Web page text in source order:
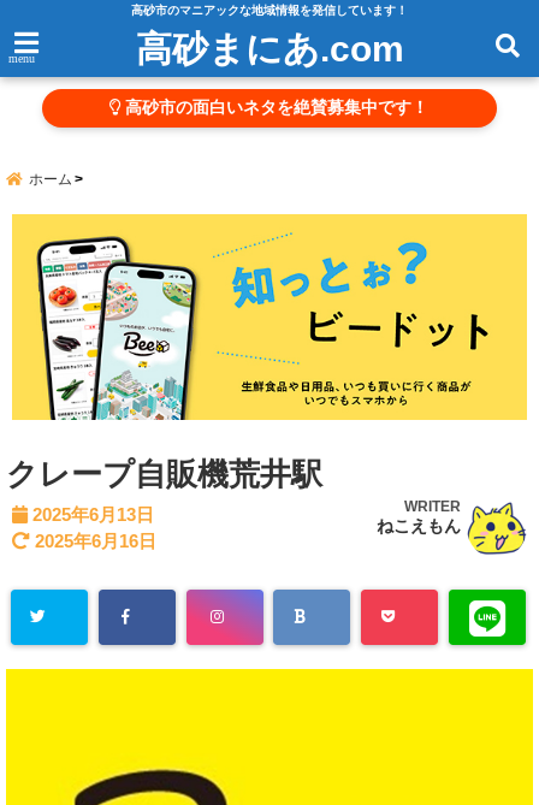
高砂市のマニアックな地域情報を発信しています！
menu 高砂まにあ.com
高砂市の面白いネタを絶賛募集中です！
ホーム
クレープ自販機荒井駅
2025年6月13日
2025年6月16日
WRITER
ねこえもん